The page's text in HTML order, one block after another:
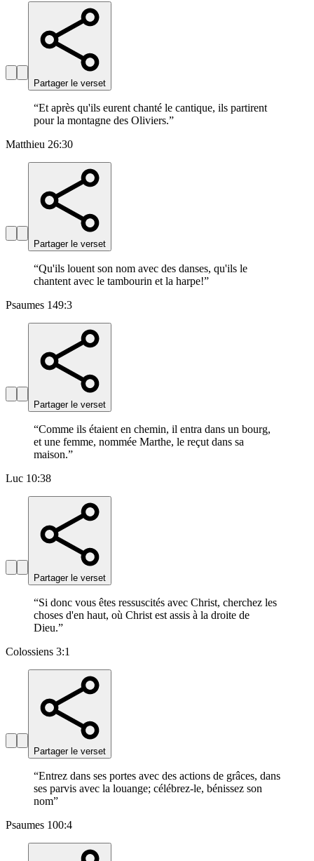
Partager le verset
“Et après qu'ils eurent chanté le cantique, ils partirent
pour la montagne des Oliviers.”
Matthieu 26:30
Partager le verset
“Qu'ils louent son nom avec des danses, qu'ils le
chantent avec le tambourin et la harpe!”
Psaumes 149:3
Partager le verset
“Comme ils étaient en chemin, il entra dans un bourg,
et une femme, nommée Marthe, le reçut dans sa
maison.”
Luc 10:38
Partager le verset
“Si donc vous êtes ressuscités avec Christ, cherchez les
choses d'en haut, où Christ est assis à la droite de
Dieu.”
Colossiens 3:1
Partager le verset
“Entrez dans ses portes avec des actions de grâces, dans
ses parvis avec la louange; célébrez-le, bénissez son
nom”
Psaumes 100:4